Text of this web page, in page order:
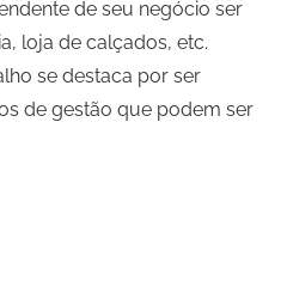
de seu negócio ser
loja de calçados, etc.
se destaca por ser
de gestão que podem ser